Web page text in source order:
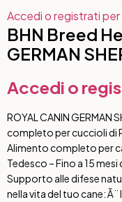
Accedi o registrati
BHN Breed
GERMAN
Accedi o
ROYAL CANIN GERMAN
completo per cuccioli di
Alimento completo per
Tedesco – Fino a 15 mesi
Supporto alle difese
nella vita del tuo cane: